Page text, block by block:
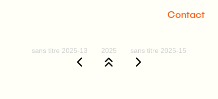
Contact
sans titre 2025-13 2025 sans titre 2025-15